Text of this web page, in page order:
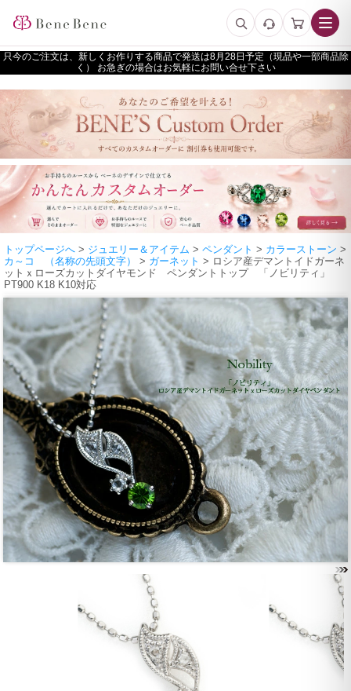
只今のご注文は、新しくお作りする商品で発送は
予定（現品や一部商品除
く） お急ぎの場合はお気軽にお問い合せ下さい
トップページへ > ジュエリー＆アイテム > ペンダント > カラーストーン >
カ～コ （名称の先頭文字）
> ガーネット > ロシア産デマントイドガーネ
ットｘローズカットダイヤモンド ペンダントトップ 「ノビリティ」
PT900 K18 K10対応